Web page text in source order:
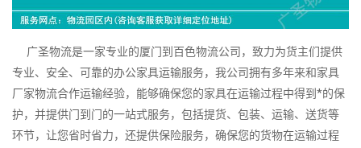
广圣物流是一家专业的厦门到百色物流公司，致力为货主们提供
专业、安全、可靠的办公家具运输服务，我公司拥有多年来和家具
厂家物流合作运输经验，能够确保您的家具在运输过程中得到*的保
护，并提供门到门的一站式服务，包括提货、包装、运输、送货等
环节，让您省时省力，还提供保险服务，确保您的货物在运输过程